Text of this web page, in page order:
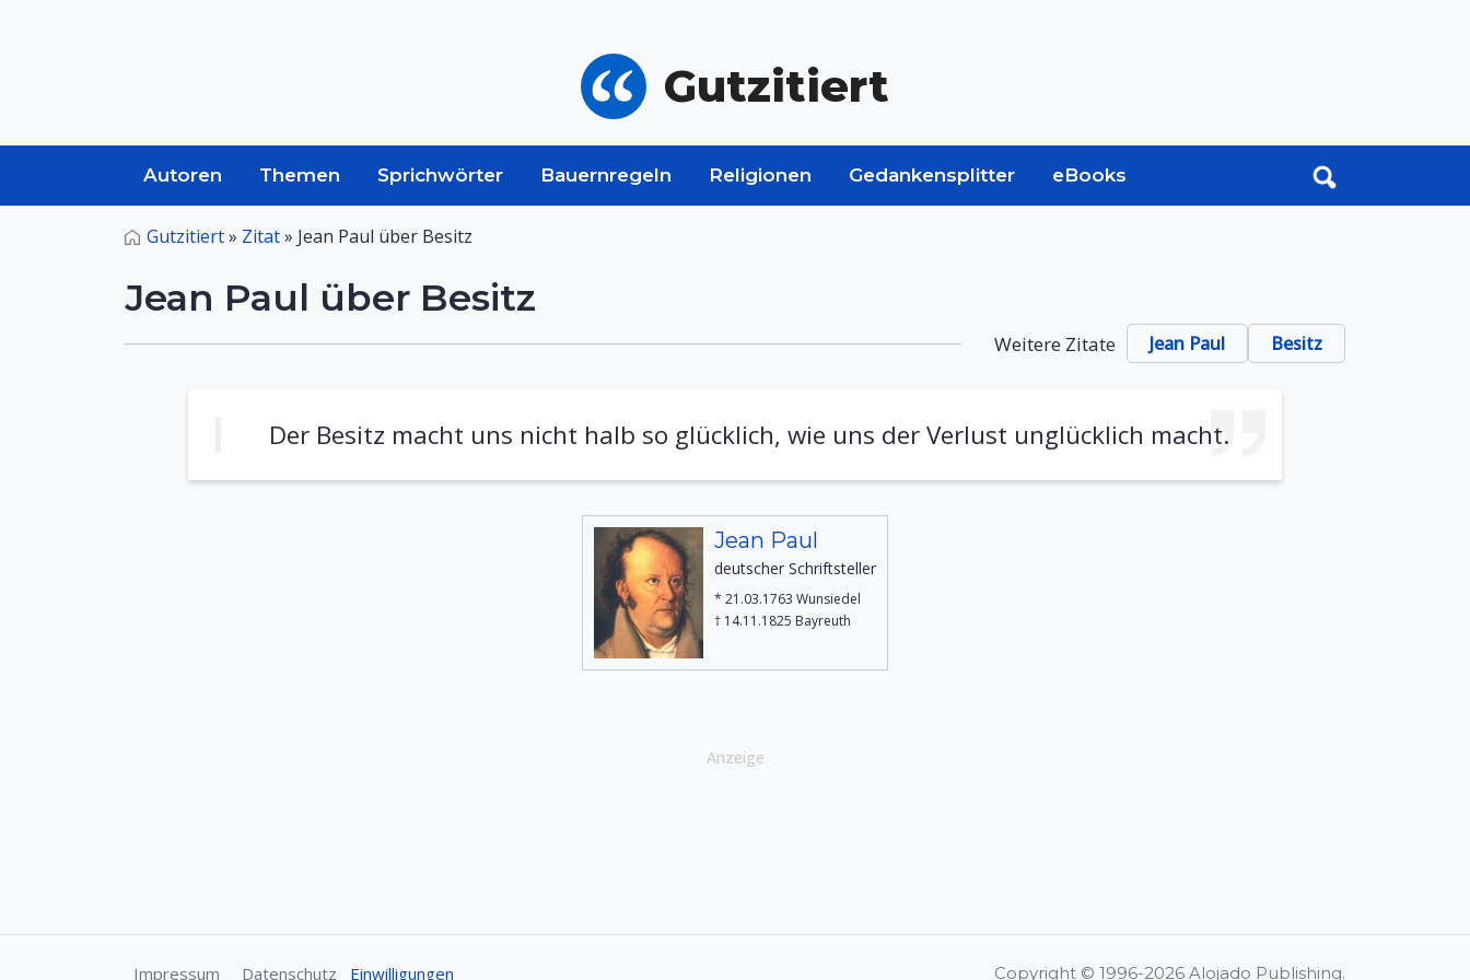
Gutzitiert
Autoren Themen Sprichwörter Bauernregeln Religionen Gedankensplitter eBooks
Gutzitiert» Zitat» Jean Paul über Besitz
Jean Paul über Besitz
Weitere Zitate Jean Paul Besitz
Der Besitz macht uns nicht halb so glücklich, wie uns der Verlust unglücklich macht.
Jean Paul
deutscher Schriftsteller
* 21.03.1763 Wunsiedel
† 14.11.1825 Bayreuth
Anzeige
Impressum Datenschutz Einwilligungen Copyright © 1996-2026 Alojado Publishing.